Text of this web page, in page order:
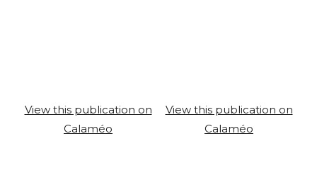
View this publication on
Calaméo
View this publication on
Calaméo